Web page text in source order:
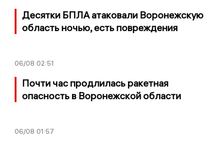
Десятки БПЛА атаковали Воронежскую
область ночью, есть повреждения
06/08 02:51
Почти час продлилась ракетная
опасность в Воронежской области
06/08 01:57